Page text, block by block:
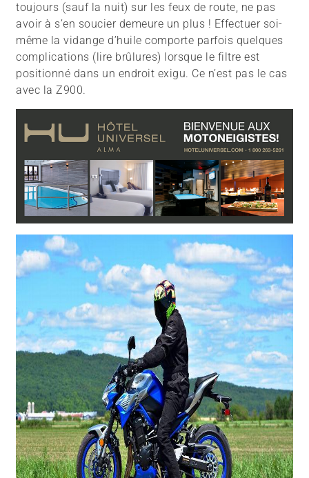
toujours (sauf la nuit) sur les feux de route, ne pas
avoir à s’en soucier demeure un plus ! Effectuer soi-
même la vidange d’huile comporte parfois quelques
complications (lire brûlures) lorsque le filtre est
positionné dans un endroit exigu. Ce n’est pas le cas
avec la Z900.